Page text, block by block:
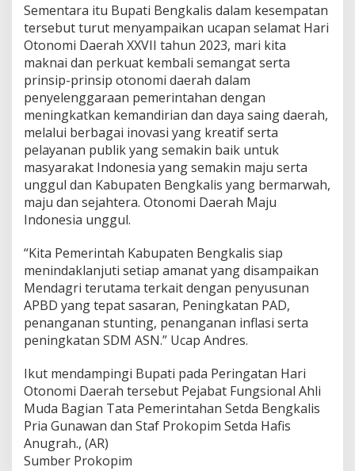
Sementara itu Bupati Bengkalis dalam kesempatan
tersebut turut menyampaikan ucapan selamat Hari
Otonomi Daerah XXVII tahun 2023, mari kita
maknai dan perkuat kembali semangat serta
prinsip-prinsip otonomi daerah dalam
penyelenggaraan pemerintahan dengan
meningkatkan kemandirian dan daya saing daerah,
melalui berbagai inovasi yang kreatif serta
pelayanan publik yang semakin baik untuk
masyarakat Indonesia yang semakin maju serta
unggul dan Kabupaten Bengkalis yang bermarwah,
maju dan sejahtera. Otonomi Daerah Maju
Indonesia unggul.
“Kita Pemerintah Kabupaten Bengkalis siap
menindaklanjuti setiap amanat yang disampaikan
Mendagri terutama terkait dengan penyusunan
APBD yang tepat sasaran, Peningkatan PAD,
penanganan stunting, penanganan inflasi serta
peningkatan SDM ASN.” Ucap Andres.
Ikut mendampingi Bupati pada Peringatan Hari
Otonomi Daerah tersebut Pejabat Fungsional Ahli
Muda Bagian Tata Pemerintahan Setda Bengkalis
Pria Gunawan dan Staf Prokopim Setda Hafis
Anugrah., (AR)
Sumber Prokopim